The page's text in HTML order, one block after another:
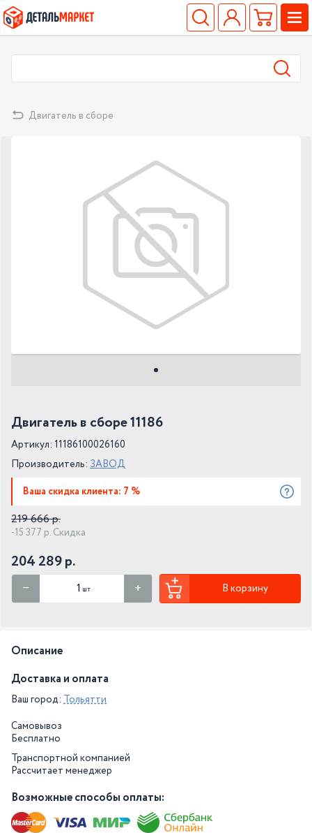
Двигатель в сборе
Двигатель в сборе 11186
Артикул: 11186100026160
Производитель: ЗАВОД
Ваша скидка клиента: 7 %
219 666 р.
-15 377 р. Скидка
204 289 р.
шт В корзину
Описание
Доставка и оплата
Ваш город: Тольятти
Самовывоз
Бесплатно
Транспортной компанией
Рассчитает менеджер
Возможные способы оплаты: